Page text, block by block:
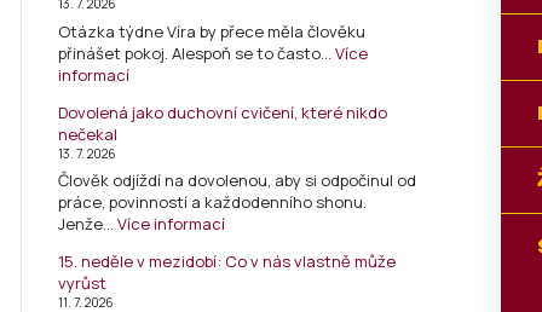
13. 7. 2026
Otázka týdne Víra by přece měla člověku
přinášet pokoj. Alespoň se to často…Více
informací
Dovolená jako duchovní cvičení, které nikdo
nečekal
13. 7. 2026
Člověk odjíždí na dovolenou, aby si odpočinul od
práce, povinností a každodenního shonu.
Jenže…Více informací
15. neděle v mezidobí: Co v nás vlastně může
vyrůst
11. 7. 2026